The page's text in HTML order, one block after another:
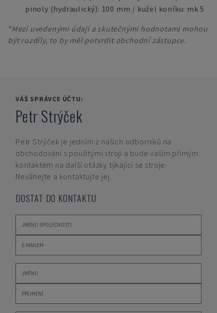
pinoly (hydraulický): 100 mm / kužel koníku: mk 5
*Mezi uvedenými údaji a skutečnými hodnotami mohou
být rozdíly, to by měl potvrdit obchodní zástupce.
VÁŠ SPRÁVCE ÚČTU:
Petr Strýček
Petr Strýček je jedním z našich odborníků na
obchodování s použitými stroji a bude vaším přímým
kontaktem na další otázky týkající se stroje.
Neváhejte a kontaktujte jej.
DOSTAT DO KONTAKTU